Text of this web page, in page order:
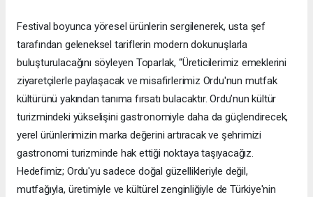
Festival boyunca yöresel ürünlerin sergilenerek, usta şef
tarafından geleneksel tariflerin modern dokunuşlarla
buluşturulacağını söyleyen Toparlak, “Üreticilerimiz emeklerini
ziyaretçilerle paylaşacak ve misafirlerimiz Ordu'nun mutfak
kültürünü yakından tanıma fırsatı bulacaktır. Ordu’nun kültür
turizmindeki yükselişini gastronomiyle daha da güçlendirecek,
yerel ürünlerimizin marka değerini artıracak ve şehrimizi
gastronomi turizminde hak ettiği noktaya taşıyacağız.
Hedefimiz; Ordu'yu sadece doğal güzellikleriyle değil,
mutfağıyla, üretimiyle ve kültürel zenginliğiyle de Türkiye'nin